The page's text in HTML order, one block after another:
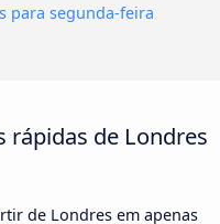
para segunda-feira
rápidas de Londres
de Londres em apenas